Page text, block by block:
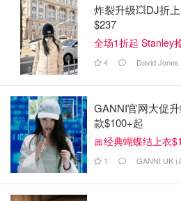
炸裂升级💥DJ折
$237
全场1折起 Stanley
4 David Jones
GANNI官网大促
款$100+起
🎀经典蝴蝶结上衣
1 GANNI UK